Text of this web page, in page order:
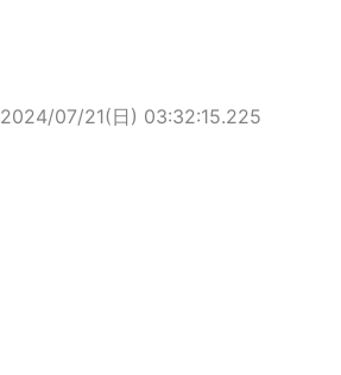
2024/07/21(日) 03:32:15.225